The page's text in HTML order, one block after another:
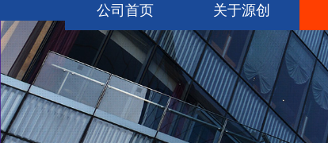
公司首页 关于源创
公司简介
资质证书
产业基地